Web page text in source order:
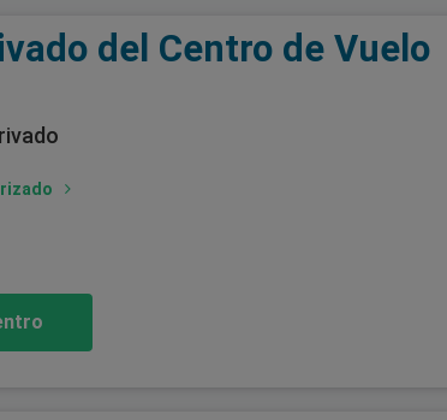
del Centro de Vuelo